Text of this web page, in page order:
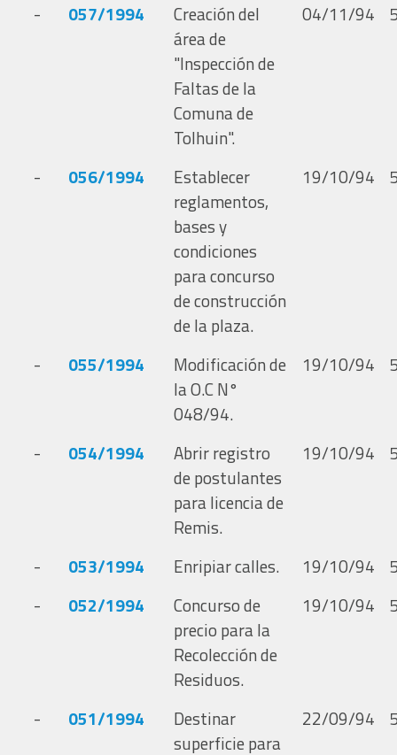
- 057/1994
Creación del
área de
"Inspección de
Faltas de la
Comuna de
Tolhuin".
04/11/94
- 056/1994
Establecer
reglamentos,
bases y
condiciones
para concurso
de construcción
de la plaza.
19/10/94
- 055/1994
Modificación de
la O.C N°
048/94.
19/10/94
- 054/1994
Abrir registro
de postulantes
para licencia de
Remis.
19/10/94
- 053/1994 Enripiar calles. 19/10/94
-
052/1994
Concurso de
precio para la
Recolección de
Residuos.
19/10/94
- 051/1994
Destinar
superficie para
22/09/94